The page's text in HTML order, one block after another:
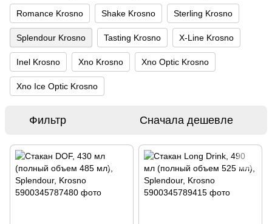
Romance Krosno Shake Krosno Sterling Krosno
Splendour Krosno Tasting Krosno X-Line Krosno
Inel Krosno Xno Krosno Xno Optic Krosno
Xno Ice Optic Krosno
Фильтр Сначала дешевле